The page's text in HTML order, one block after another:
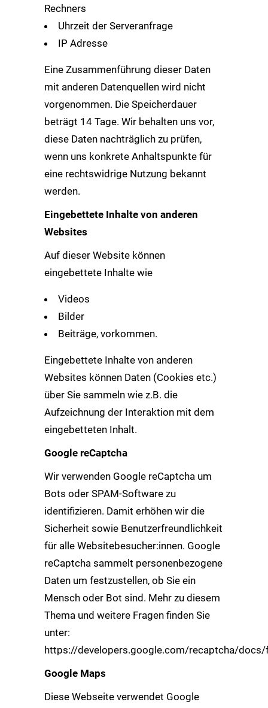
Rechners
Uhrzeit der Serveranfrage
IP Adresse
Eine Zusammenführung dieser Daten
mit anderen Datenquellen wird nicht
vorgenommen. Die Speicherdauer
beträgt 14 Tage. Wir behalten uns vor,
diese Daten nachträglich zu prüfen,
wenn uns konkrete Anhaltspunkte für
eine rechtswidrige Nutzung bekannt
werden.
Eingebettete Inhalte von anderen
Websites
Auf dieser Website können
eingebettete Inhalte wie
Videos
Bilder
Beiträge, vorkommen.
Eingebettete Inhalte von anderen
Websites können Daten (Cookies etc.)
über Sie sammeln wie z.B. die
Aufzeichnung der Interaktion mit dem
eingebetteten Inhalt.
Google reCaptcha
Wir verwenden Google reCaptcha um
Bots oder SPAM-Software zu
identifizieren. Damit erhöhen wir die
Sicherheit sowie Benutzerfreundlichkeit
für alle Websitebesucher:innen. Google
reCaptcha sammelt personenbezogene
Daten um festzustellen, ob Sie ein
Mensch oder Bot sind. Mehr zu diesem
Thema und weitere Fragen finden Sie
unter:
https://developers.google.com/recaptcha/docs/
Google Maps
Diese Webseite verwendet Google